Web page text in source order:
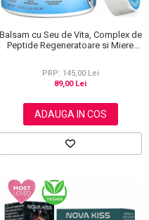
Balsam cu Seu de Vita, Complex de
Peptide Regeneratoare si Miere
PRP: 145,00 Lei
89,00 Lei
ADAUGA IN COS